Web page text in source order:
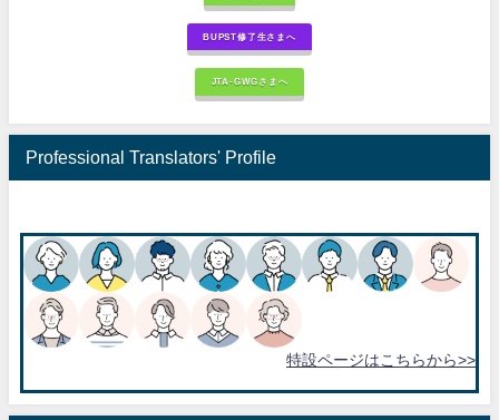
BUPST修了生さまへ
JTA-GWGさまへ
Professional Translators' Profile
特設ページはこちらから>>